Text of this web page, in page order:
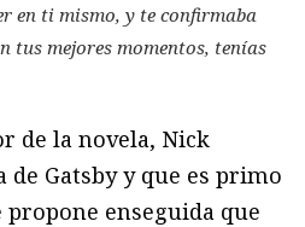
en ti mismo, y te confirmaba
tus mejores momentos, tenías
de la novela, Nick
de Gatsby y que es primo
propone enseguida que